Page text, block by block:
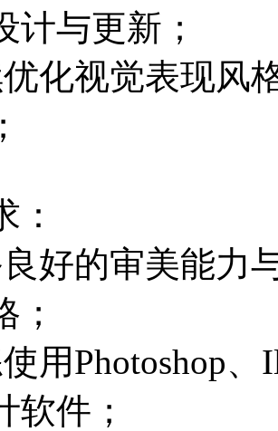
计与更新；
化视觉表现风
：
好的审美能力
；
用Photoshop
软件；